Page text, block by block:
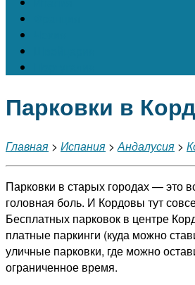
Парковки в
Главная > Испания >Андалусия >
Парковки в старых городах — это
головная боль. И Кордовы тут
Бесплатных парковок в центре
платные паркинги (куда можно
уличные парковки, где можно
ограниченное время.